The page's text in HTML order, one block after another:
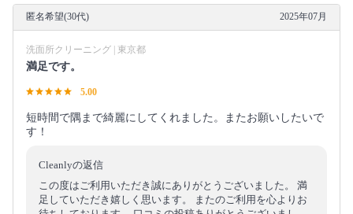
匿名希望(30代) 2025年07月
洗面所クリーニング | 東京都
満足です。
5.00
短時間で隅まで綺麗にしてくれました。またお願いしたいで
す！
Cleanlyの返信
この度はご利用いただき誠にありがとうございました。 満
足していただき嬉しく思います。 またのご利用を心よりお